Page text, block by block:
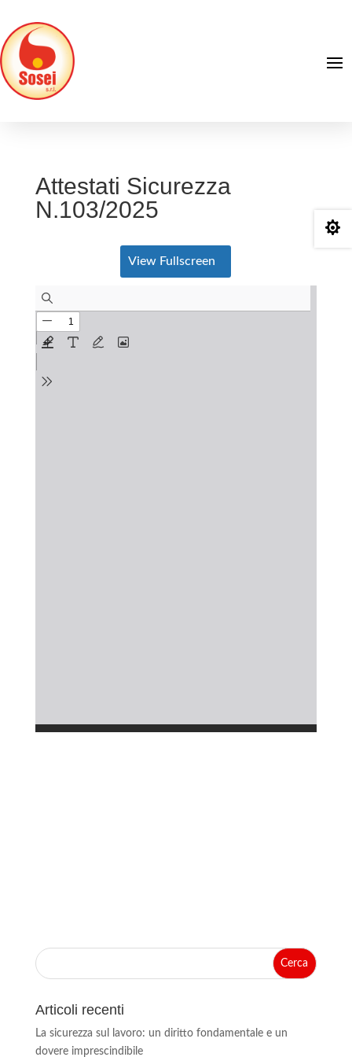
Attestati Sicurezza
N.103/2025
View Fullscreen
Articoli recenti
La sicurezza sul lavoro: un diritto fondamentale e un
dovere imprescindibile
